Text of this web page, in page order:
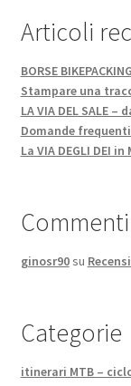
Articoli
BORSE
Stampare una
LA VIA DEL SALE –
Domande
La VIA DEGLI DEI in
ginosr90su
Categorie
itinerari MTB –